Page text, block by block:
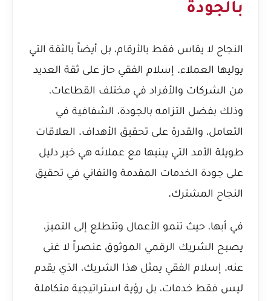
بالجودة
النجاح لا يقاس فقط بالأرقام، بل أيضاً بالثقة التي
يوليها العملاء. إسلام الفقي حاز على ثقة العديد
من الشركات والأفراد في مختلف القطاعات،
وذلك بفضل التزامه بالجودة، الشفافية في
التعامل، والقدرة على تحقيق الأهداف. العلاقات
طويلة الأمد التي يبنيها مع عملائه هي خير دليل
على جودة الخدمات المقدمة والتفاني في تحقيق
النجاح المشترك.
في أبها، حيث تنمو الأعمال وتتطلع إلى التميز،
يصبح الشريك الرقمي الموثوق عنصراً لا غنى
عنه. إسلام الفقي يمثل هذا الشريك، الذي يقدم
ليس فقط خدمات، بل رؤية استراتيجية متكاملة